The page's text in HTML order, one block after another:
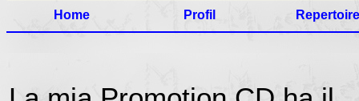
Home Profil Repertoire